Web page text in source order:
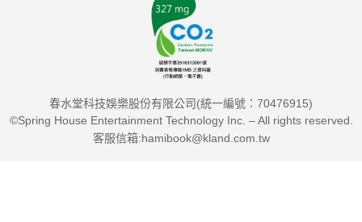
春水堂科技娛樂股份有限公司(統一編號：70476915)
©Spring House Entertainment Technology Inc. – All rights reserved.
客服信箱:hamibook@kland.com.tw